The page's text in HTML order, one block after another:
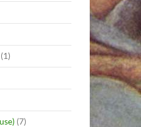
(1)
(7)